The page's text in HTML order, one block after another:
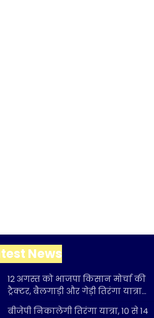
News
12 अगस्त को भाजपा किसान मोर्चा की
ट्रैक्टर, बैलगाड़ी और गेड़ी तिरंगा यात्रा…
बीजेपी निकालेगी तिरंगा यात्रा, 10 से 14